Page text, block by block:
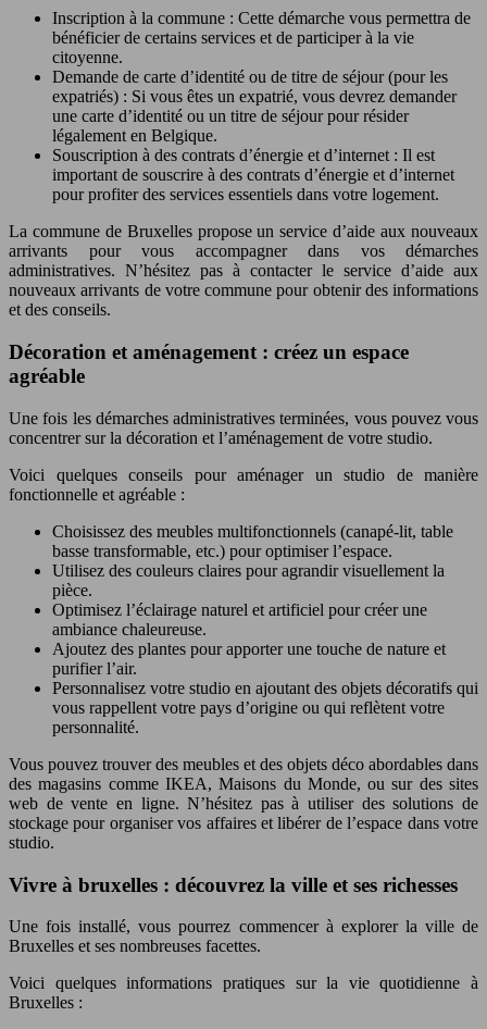
Inscription à la commune : Cette démarche vous permettra de
bénéficier de certains services et de participer à la vie
citoyenne.
Demande de carte d’identité ou de titre de séjour (pour les
expatriés) : Si vous êtes un expatrié, vous devrez demander
une carte d’identité ou un titre de séjour pour résider
légalement en Belgique.
Souscription à des contrats d’énergie et d’internet : Il est
important de souscrire à des contrats d’énergie et d’internet
pour profiter des services essentiels dans votre logement.
La commune de Bruxelles propose un service d’aide aux nouveaux
arrivants pour vous accompagner dans vos démarches
administratives. N’hésitez pas à contacter le service d’aide aux
nouveaux arrivants de votre commune pour obtenir des informations
et des conseils.
Décoration et aménagement : créez un espace
agréable
Une fois les démarches administratives terminées, vous pouvez vous
concentrer sur la décoration et l’aménagement de votre studio.
Voici quelques conseils pour aménager un studio de manière
fonctionnelle et agréable :
Choisissez des meubles multifonctionnels (canapé-lit, table
basse transformable, etc.) pour optimiser l’espace.
Utilisez des couleurs claires pour agrandir visuellement la
pièce.
Optimisez l’éclairage naturel et artificiel pour créer une
ambiance chaleureuse.
Ajoutez des plantes pour apporter une touche de nature et
purifier l’air.
Personnalisez votre studio en ajoutant des objets décoratifs qui
vous rappellent votre pays d’origine ou qui reflètent votre
personnalité.
Vous pouvez trouver des meubles et des objets déco abordables dans
des magasins comme IKEA, Maisons du Monde, ou sur des sites
web de vente en ligne. N’hésitez pas à utiliser des solutions de
stockage pour organiser vos affaires et libérer de l’espace dans votre
studio.
Vivre à bruxelles : découvrez la ville et ses richesses
Une fois installé, vous pourrez commencer à explorer la ville de
Bruxelles et ses nombreuses facettes.
Voici quelques informations pratiques sur la vie quotidienne à
Bruxelles :